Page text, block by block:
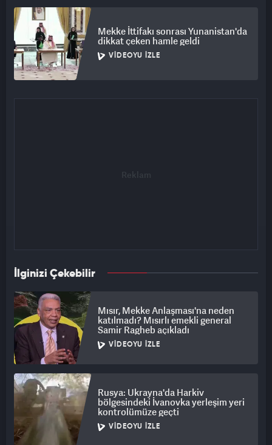
Mekke İttifakı sonrası Yunanistan'da
dikkat çeken hamle geldi
VIDEOYU İZLE
İlginizi Çekebilir
Mısır, Mekke Anlaşması'na neden
katılmadı? Mısırlı emekli general
Samir Ragheb açıkladı
VIDEOYU İZLE
Rusya: Ukrayna'da Harkiv
bölgesindeki İvanovka yerleşim yeri
kontrolümüze geçti
VIDEOYU İZLE